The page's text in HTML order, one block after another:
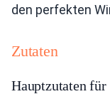
den perfekten
Zutaten
Hauptzutaten